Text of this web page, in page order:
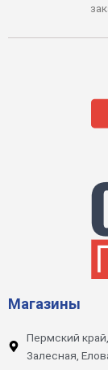
Магазины
Пермский
Залесная,